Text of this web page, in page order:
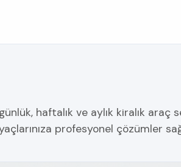
haftalık ve aylık kiralık araç
profesyonel çözümler